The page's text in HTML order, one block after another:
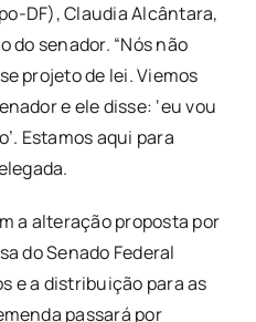
DF), Claudia Alcântara,
do senador. “Nós não
projeto de lei. Viemos
e ele disse: ‘eu vou
Estamos aqui para
a alteração proposta por
do Senado Federal
e a distribuição para as
passará por